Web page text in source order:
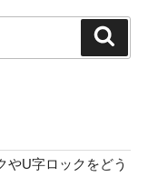
やU字ロックをどう